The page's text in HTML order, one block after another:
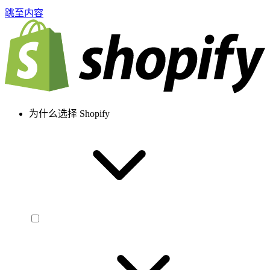
跳至内容
为什么选择 Shopify